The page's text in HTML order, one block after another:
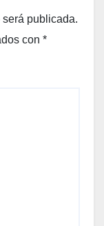
publicada.
con *